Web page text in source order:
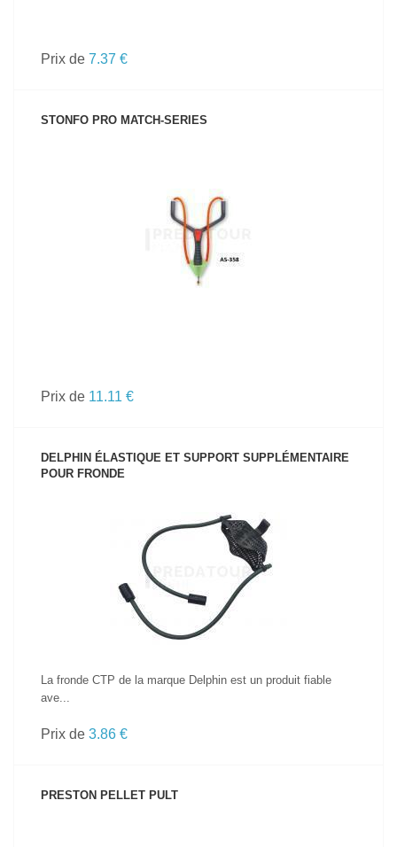
Prix de 7.37 €
STONFO PRO MATCH-SERIES
VOIR LE PRODUIT
Prix de 11.11 €
DELPHIN ÉLASTIQUE ET SUPPORT SUPPLÉMENTAIRE
POUR FRONDE
VOIR LE PRODUIT
La fronde CTP de la marque Delphin est un produit fiable
ave...
Prix de 3.86 €
PRESTON PELLET PULT